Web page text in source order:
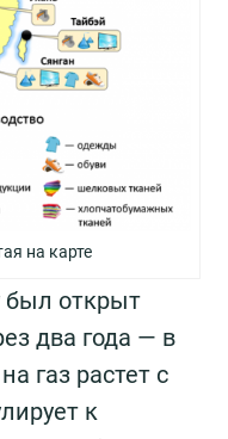
на карте
был открыт
два года — в
газ растет с
к